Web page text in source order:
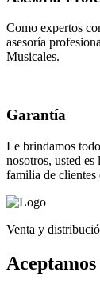
Como expertos
asesoría
Musicales.
Garantía
Le brindamos
nosotros, usted es
familia de clientes
Venta y